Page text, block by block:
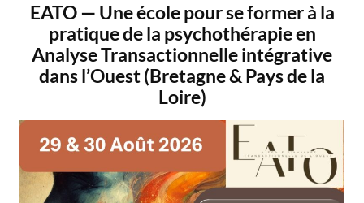
EATO — Une école pour se former à la
pratique de la psychothérapie en
Analyse Transactionnelle intégrative
dans l’Ouest (Bretagne & Pays de la
Loire)